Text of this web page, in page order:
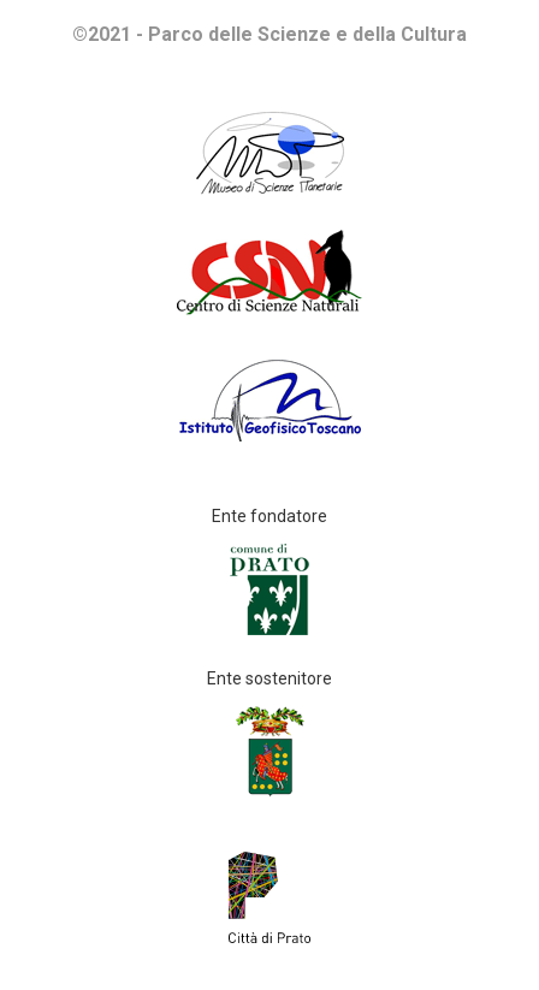
©2021 - Parco delle Scienze e della Cultura
Ente fondatore
Ente sostenitore